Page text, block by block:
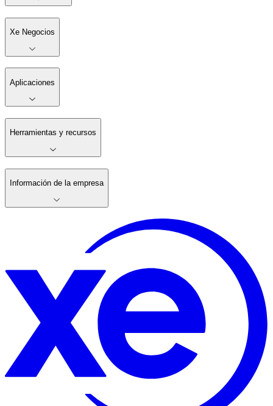
Xe Negocios
Aplicaciones
Herramientas y recursos
Información de la empresa